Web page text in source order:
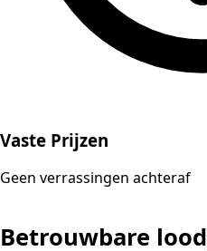
Vaste Prijzen
Geen verrassingen achteraf
Betrouwbare